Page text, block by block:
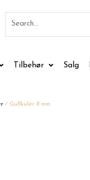
Tilbehør Salg
/ Gullkuler 8 mm